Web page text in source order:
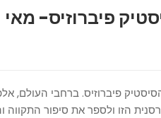
פיברוזיס- מאי
פיברוזיס. ברחבי העולם,
הזו ולספר את סיפור התקווה